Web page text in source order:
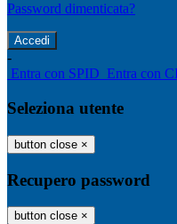
Password dimenticata?
-
Entra con SPID Entra con
Seleziona utente
button close ×
Recupero password
button close ×